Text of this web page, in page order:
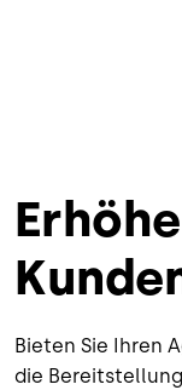
Bieten Sie Ihren
die